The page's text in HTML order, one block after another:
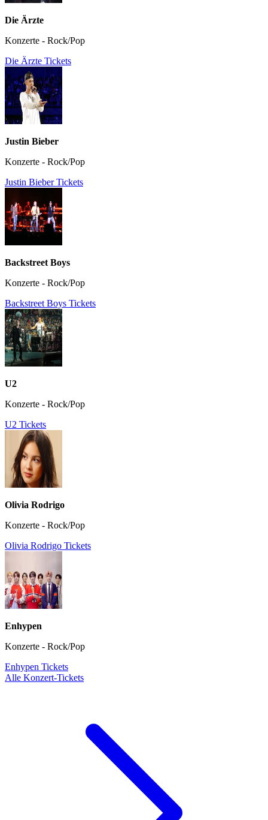
Die Ärzte
Konzerte - Rock/Pop
Die Ärzte Tickets
Justin Bieber
Konzerte - Rock/Pop
Justin Bieber Tickets
Backstreet Boys
Konzerte - Rock/Pop
Backstreet Boys Tickets
U2
Konzerte - Rock/Pop
U2 Tickets
Olivia Rodrigo
Konzerte - Rock/Pop
Olivia Rodrigo Tickets
Enhypen
Konzerte - Rock/Pop
Enhypen Tickets
Alle Konzert-Tickets